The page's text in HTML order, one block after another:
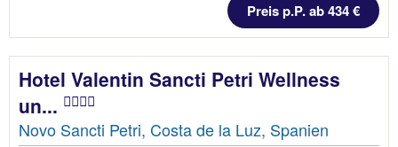
Preis p.P. ab 434 €
Hotel Valentin Sancti Petri Wellness
un...
Novo Sancti Petri, Costa de la Luz, Spanien